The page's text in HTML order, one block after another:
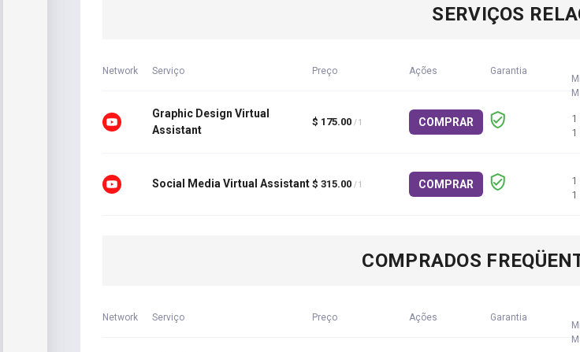
SERVIÇOS
Network Serviço Preço Ações Garantia
Graphic Design Virtual
Assistant
$ 175.00 / 1 COMPRAR
Social Media Virtual Assistant $ 315.00 / 1 COMPRAR
COMPRADOS
Network Serviço Preço Ações Garantia